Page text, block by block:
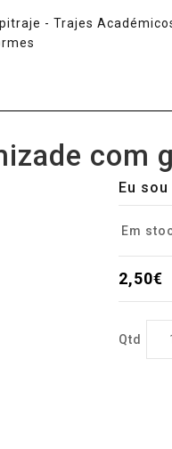
com
Eu
Em
2,50€
Qtd